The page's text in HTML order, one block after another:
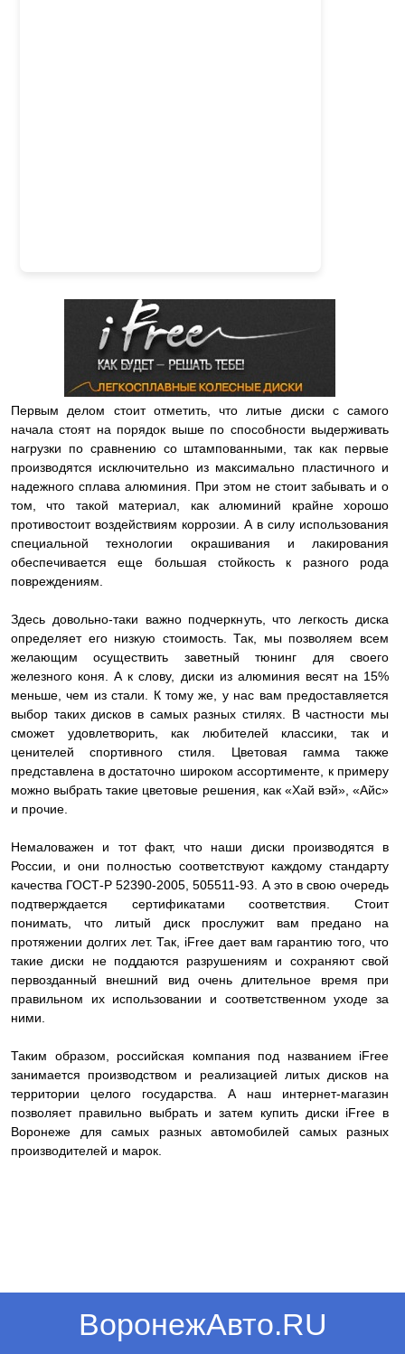
Первым делом стоит отметить, что литые диски с самого
начала стоят на порядок выше по способности выдерживать
нагрузки по сравнению со штампованными, так как первые
производятся исключительно из максимально пластичного и
надежного сплава алюминия. При этом не стоит забывать и о
том, что такой материал, как алюминий крайне хорошо
противостоит воздействиям коррозии. А в силу использования
специальной технологии окрашивания и лакирования
обеспечивается еще большая стойкость к разного рода
повреждениям.
Здесь довольно-таки важно подчеркнуть, что легкость диска
определяет его низкую стоимость. Так, мы позволяем всем
желающим осуществить заветный тюнинг для своего
железного коня. А к слову, диски из алюминия весят на 15%
меньше, чем из стали. К тому же, у нас вам предоставляется
выбор таких дисков в самых разных стилях. В частности мы
сможет удовлетворить, как любителей классики, так и
ценителей спортивного стиля. Цветовая гамма также
представлена в достаточно широком ассортименте, к примеру
можно выбрать такие цветовые решения, как «Хай вэй», «Айс»
и прочие.
Немаловажен и тот факт, что наши диски производятся в
России, и они полностью соответствуют каждому стандарту
качества ГОСТ-Р 52390-2005, 505511-93. А это в свою очередь
подтверждается сертификатами соответствия. Стоит
понимать, что литый диск прослужит вам предано на
протяжении долгих лет. Так, iFree дает вам гарантию того, что
такие диски не поддаются разрушениям и сохраняют свой
первозданный внешний вид очень длительное время при
правильном их использовании и соответственном уходе за
ними.
Таким образом, российская компания под названием iFree
занимается производством и реализацией литых дисков на
территории целого государства. А наш интернет-магазин
позволяет правильно выбрать и затем купить диски iFree в
Воронеже для самых разных автомобилей самых разных
производителей и марок.
ВоронежАвто.RU